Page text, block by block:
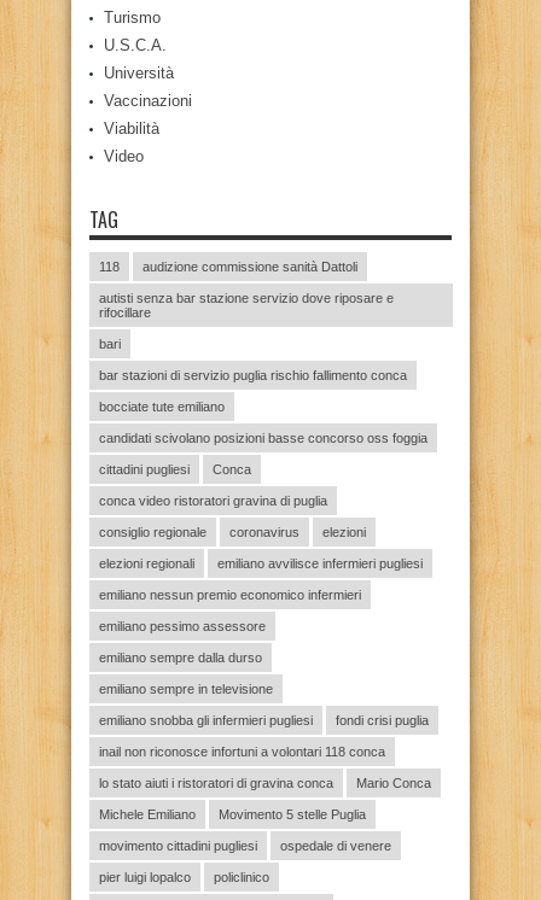
Turismo
U.S.C.A.
Università
Vaccinazioni
Viabilità
Video
TAG
118 audizione commissione sanità Dattoli
autisti senza bar stazione servizio dove riposare e
rifocillare
bari
bar stazioni di servizio puglia rischio fallimento conca
bocciate tute emiliano
candidati scivolano posizioni basse concorso oss foggia
cittadini pugliesi Conca
conca video ristoratori gravina di puglia
consiglio regionale coronavirus elezioni
elezioni regionali emiliano avvilisce infermieri pugliesi
emiliano nessun premio economico infermieri
emiliano pessimo assessore
emiliano sempre dalla durso
emiliano sempre in televisione
emiliano snobba gli infermieri pugliesi fondi crisi puglia
inail non riconosce infortuni a volontari 118 conca
lo stato aiuti i ristoratori di gravina conca Mario Conca
Michele Emiliano Movimento 5 stelle Puglia
movimento cittadini pugliesi ospedale di venere
pier luigi lopalco policlinico